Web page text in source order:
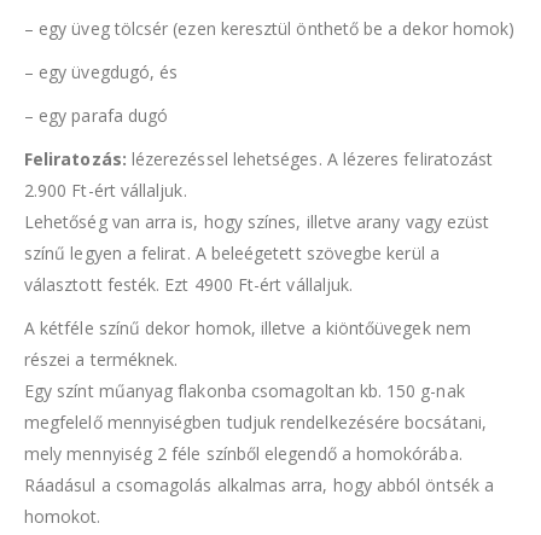
– egy üveg tölcsér (ezen keresztül önthető be a dekor homok)
– egy üvegdugó, és
– egy parafa dugó
Feliratozás: lézerezéssel lehetséges. A lézeres feliratozást
2.900 Ft-ért vállaljuk.
Lehetőség van arra is, hogy színes, illetve arany vagy ezüst
színű legyen a felirat. A beleégetett szövegbe kerül a
választott festék. Ezt 4900 Ft-ért vállaljuk.
A kétféle színű dekor homok, illetve a kiöntőüvegek nem
részei a terméknek.
Egy színt műanyag flakonba csomagoltan kb. 150 g-nak
megfelelő mennyiségben tudjuk rendelkezésére bocsátani,
mely mennyiség 2 féle színből elegendő a homokórába.
Ráadásul a csomagolás alkalmas arra, hogy abból öntsék a
homokot.